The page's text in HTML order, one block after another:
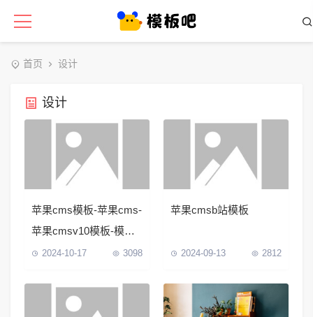
首页 设计
设计
苹果cms模板-苹果cms-
苹果cmsv10模板-模板
狗 2024-10-17 3098
苹果cmsb站模板
2024-09-13 2812